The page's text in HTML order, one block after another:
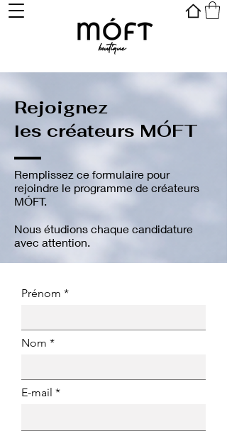
Rejoignez
les créateurs MÓFT
Remplissez ce formulaire pour
rejoindre le programme de créateurs
MÓFT.
Nous étudions chaque candidature
avec attention.
Prénom *
Nom *
E-mail